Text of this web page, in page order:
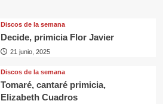
Discos de la semana
Decide, primicia Flor Javier
21 junio, 2025
Discos de la semana
Tomaré, cantaré primicia,
Elizabeth Cuadros